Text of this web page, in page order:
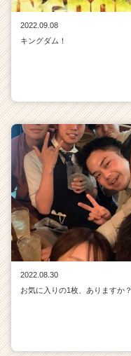
2022.09.08
キングダム！
2022.08.30
お気に入りの1枚、ありますか？